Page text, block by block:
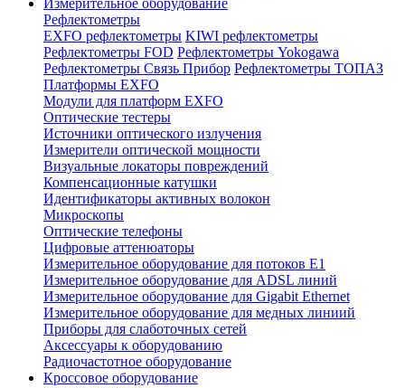
Рефлектометры
EXFO рефлектометры KIWI рефлектометры
Рефлектометры FOD Рефлектометры Yokogawa
Рефлектометры Связь Прибор Рефлектометры ТОПАЗ
Платформы EXFO
Модули для платформ EXFO
Оптические тестеры
Источники оптического излучения
Измерители оптической мощности
Визуальные локаторы повреждений
Компенсационные катушки
Идентификаторы активных волокон
Микроскопы
Оптические телефоны
Цифровые аттенюаторы
Измерительное оборудование для потоков Е1
Измерительное оборудование для ADSL линий
Измерительное оборудование для Gigabit Ethernet
Измерительное оборудование для медных линиий
Приборы для слаботочных сетей
Аксессуары к оборудованию
Радиочастотное оборудование
Кроссовое оборудование